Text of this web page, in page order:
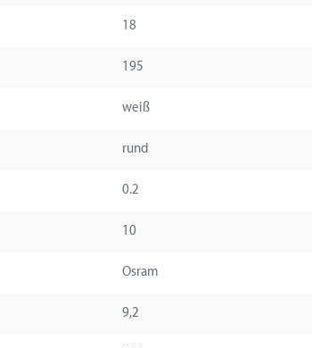
18
195
weiß
rund
0.2
10
Osram
9,2